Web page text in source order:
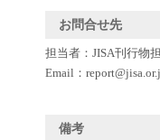
お問合せ先
担当者：JISA刊行物
Email：
備考